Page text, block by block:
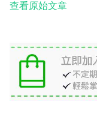
查看原始文章